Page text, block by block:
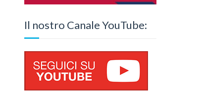
Il nostro Canale YouTube: